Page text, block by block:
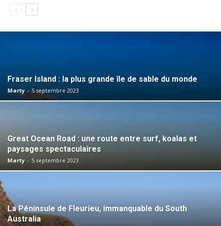
Fraser Island : la plus grande île de sable du monde
Marty - 5 septembre 2023
Great Ocean Road : une route entre surf, koalas et
paysages spectaculaires
Marty - 5 septembre 2023
La Péninsule de Fleurieu, immanquable du South
Australia